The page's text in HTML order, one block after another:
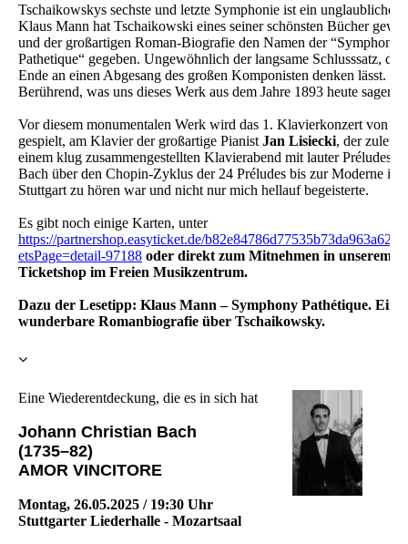
Tschaikowskys sechste und letzte Symphonie ist ein unglaubliches
Klaus Mann hat Tschaikowski eines seiner schönsten Bücher
und der großartigen Roman-Biografie den Namen der “Symphonie
Pathetique“ gegeben. Ungewöhnlich der langsame Schlusssatz,
Ende an einen Abgesang des großen Komponisten denken lässt.
Berührend, was uns dieses Werk aus dem Jahre 1893 heute sagen
Vor diesem monumentalen Werk wird das 1. Klavierkonzert von
gespielt, am Klavier der großartige Pianist Jan Lisiecki, der zuletzt
einem klug zusammengestellten Klavierabend mit lauter Préludes
Bach über den Chopin-Zyklus der 24 Préludes bis zur Moderne in
Stuttgart zu hören war und nicht nur mich hellauf begeisterte.
Es gibt noch einige Karten, unter
https://partnershop.easyticket.de/
etsPage=detail-97188 oder direkt zum Mitnehmen in unserem
Ticketshop im Freien Musikzentrum.
Dazu der Lesetipp: Klaus Mann – Symphony Pathétique. Eine
wunderbare Romanbiografie über Tschaikowsky.
Eine Wiederentdeckung, die es in sich hat
Johann Christian Bach
(1735–82)
AMOR VINCITORE
Montag, 26.05.2025 / 19:30 Uhr
Stuttgarter Liederhalle - Mozartsaal